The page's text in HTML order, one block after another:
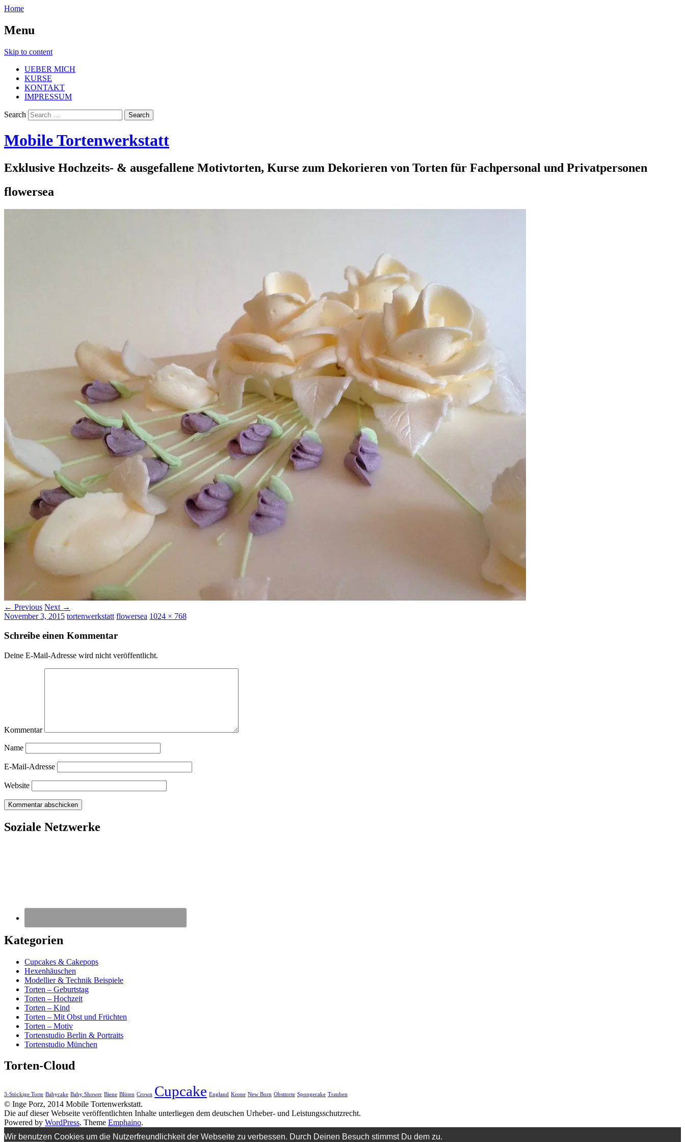
Home
Menu
Skip to content
UEBER MICH
KURSE
KONTAKT
IMPRESSUM
Search
Mobile Tortenwerkstatt
Exklusive Hochzeits- & ausgefallene Motivtorten, Kurse zum Dekorieren von Torten für Fachpersonal und Privatpersonen
flowersea
← Previous Next →
November 3, 2015 tortenwerkstatt flowersea 1024 × 768
Schreibe einen Kommentar
Deine E-Mail-Adresse wird nicht veröffentlicht.
Kommentar
Name
E-Mail-Adresse
Website
Soziale Netzwerke
Kategorien
Cupcakes & Cakepops
Hexenhäuschen
Modellier & Technik Beispiele
Torten – Geburtstag
Torten – Hochzeit
Torten – Kind
Torten – Mit Obst und Früchten
Torten – Motiv
Tortenstudio Berlin & Portraits
Tortenstudio München
Torten-Cloud
3-Stöckige Torte Babycake Baby Shower Biene Blüten Crown Cupcake England Krone New Born Obsttorte Spongecake Trauben
© Inge Porz, 2014 Mobile Tortenwerkstatt.
Die auf dieser Webseite veröffentlichten Inhalte unterliegen dem deutschen Urheber- und Leistungsschutzrecht.
Powered by WordPress. Theme Emphaino.
Wir benutzen Cookies um die Nutzerfreundlichkeit der Webseite zu verbessen. Durch Deinen Besuch stimmst Du dem zu.